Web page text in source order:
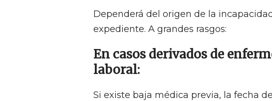
Dependerá del origen de la
expediente. A grandes rasgos:
En casos derivados de
laboral:
Si existe baja médica previa, la fecha